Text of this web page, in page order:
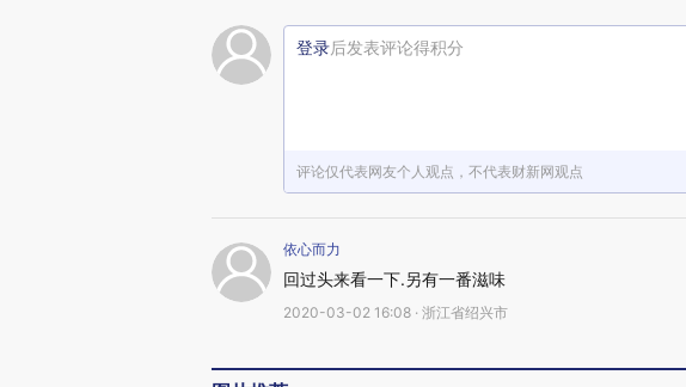
登录后发表评论得积分
评论仅代表网友个人观点，不代表财新网观点
依心而力
回过头来看一下.另有一番滋味
2020-03-02 16:08 · 浙江省绍兴市